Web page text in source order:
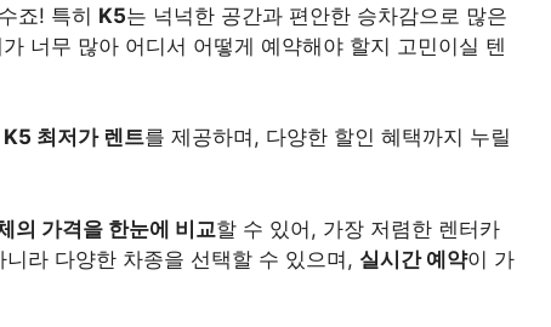
죠! 특히 K5는 넉넉한 공간과 편안한 승차감으로 많은
너무 많아 어디서 어떻게 예약해야 할지 고민이실 텐
K5 최저가 렌트를 제공하며, 다양한 할인 혜택까지 누릴
의 가격을 한눈에 비교할 수 있어, 가장 저렴한 렌터카
니라 다양한 차종을 선택할 수 있으며, 실시간 예약이 가